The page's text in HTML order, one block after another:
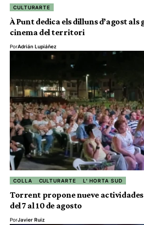
CULTURARTE
À Punt dedica els dilluns d’agost
cinema del territori
PorAdrián Lupiáñez
COLLA CULTURARTE L' HORTA SUD
Torrent propone nueve
del 7 al 10 de agosto
PorJavier Ruiz